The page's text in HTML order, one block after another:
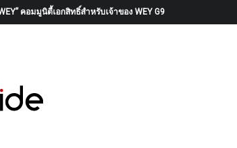
คอมมูนิตี้เอกสิทธิ์สำหรับเจ้าของ WEY G9